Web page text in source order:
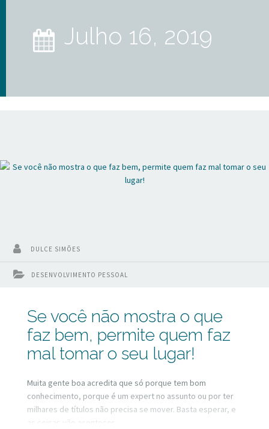
julho 16, 2019
DESENVOLVIMENTO PESSOAL
DULCE SIMÕES
Se você não mostra o que
faz bem, permite quem faz
mal tomar o seu lugar!
Muita gente boa acredita que só porque tem bom
conhecimento, porque é um expert no assunto ou por ter
milhares de títulos não precisa se mover. Basta esperar, e
as coisas vão acontecer.